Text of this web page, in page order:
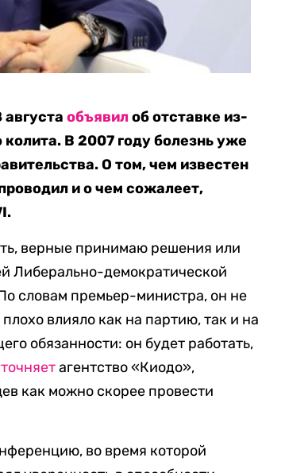
августаобъявилоб отставке из-
колита. В 2007 году болезнь уже
О том, чем известен
и о чем сожалеет,
верные принимаю решения или
Либерально-демократической
словам премьер-министра, он не
влияло как на партию, так и на
обязанности: он будет работать,
агентство «Киодо»,
как можно скорее провести
во время которой